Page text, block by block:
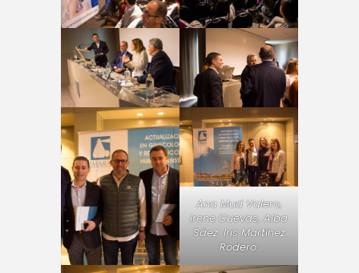
Ana Mud Valero,
Irene Cuevas, Alba
Sáez, Iris Martínez
Rodero.